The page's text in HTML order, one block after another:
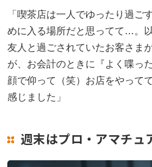
「喫茶店は一人でゆったり過ご
めに入る場所だと思ってて…。
友人と過ごされていたお客さま
が、お会計のときに『よく喋っ
顔で仰って（笑）お店をやって
感じました」
週末はプロ・アマチュ